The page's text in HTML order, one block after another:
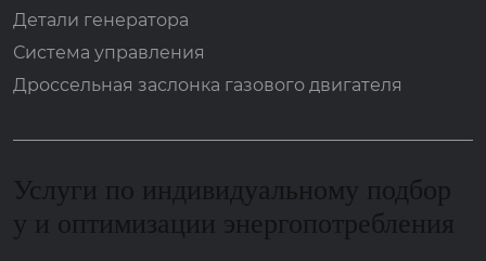
Детали генератора
Система управления
Дроссельная заслонка газового двигателя
Услуги по индивидуальному подбор
у и оптимизации энергопотребления